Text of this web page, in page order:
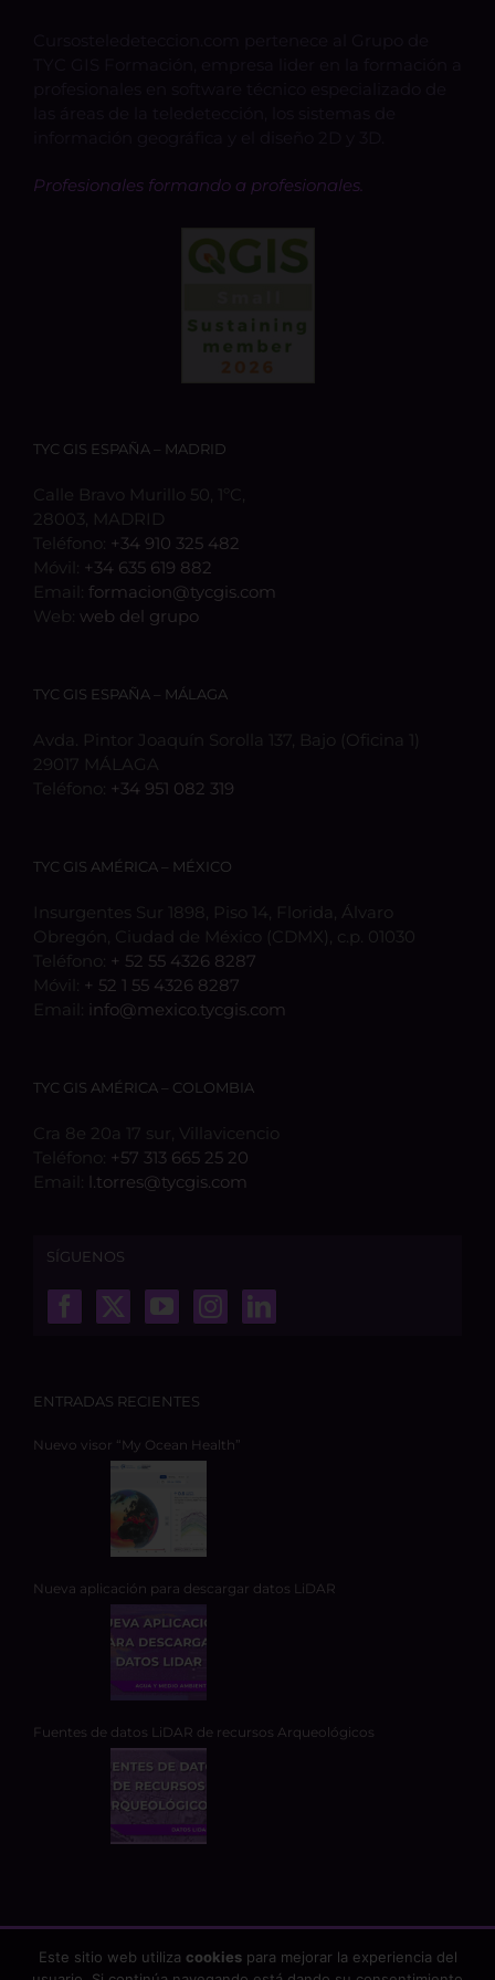
Profesionales formando a profesionales.
TYC GIS ESPAÑA – MADRID
Calle Bravo Murillo 50, 1ºC,
28003, MADRID
Teléfono: +34 910 325 482
Móvil: +34 635 619 882
Email: formacion@tycgis.com
Web: web del grupo
TYC GIS ESPAÑA – MÁLAGA
Avda. Pintor Joaquín Sorolla 137, Bajo (Oficina 1)
29017 MÁLAGA
Teléfono: +34 951 082 319
TYC GIS AMÉRICA – MÉXICO
Insurgentes Sur 1898, Piso 14, Florida, Álvaro
Obregón, Ciudad de México (CDMX), c.p. 01030
Teléfono: + 52 55 4326 8287
Móvil: + 52 1 55 4326 8287
Email: info@mexico.tycgis.com
TYC GIS AMÉRICA – COLOMBIA
Cra 8e 20a 17 sur, Villavicencio
Teléfono: +57 313 665 25 20
Email:
l.torres@tycgis.com
SÍGUENOS
ENTRADAS RECIENTES
Nuevo visor “My Ocean Health”
Nueva aplicación para descargar datos LiDAR
Fuentes de datos LiDAR de recursos Arqueológicos
Este sitio web utiliza cookiespara mejorar la experiencia del